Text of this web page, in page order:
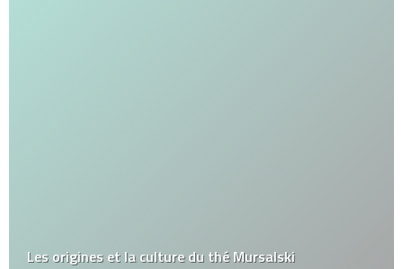
Les origines et la culture du thé Mursalski